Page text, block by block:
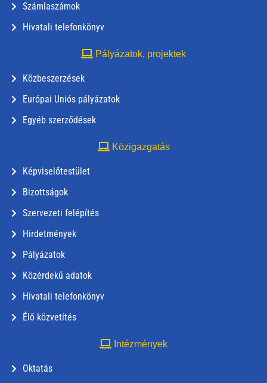
Számlaszámok
Hivatali telefonkönyv
Pályázatok, projektek
Közbeszerzések
Európai Uniós pályázatok
Egyéb szerződések
Közigazgatás
Képviselőtestület
Bizottságok
Szervezeti felépítés
Hirdetmények
Pályázatok
Közérdekű adatok
Hivatali telefonkönyv
Élő közvetítés
Intézmények
Oktatás